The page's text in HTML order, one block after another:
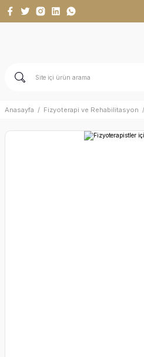
Anasayfa Fizyoterapi ve Rehabilitasyon